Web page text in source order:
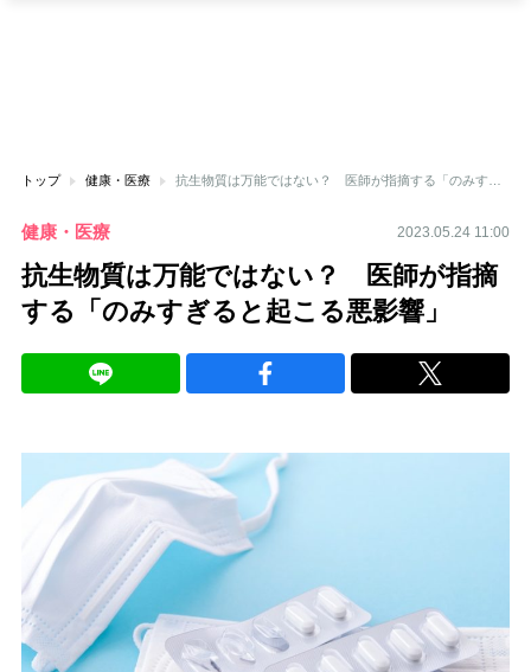
トップ 健康・医療
健康・医療 2023.05.24 11:00
抗生物質は万能ではない？ 医師が指摘
する「のみすぎると起こる悪影響」